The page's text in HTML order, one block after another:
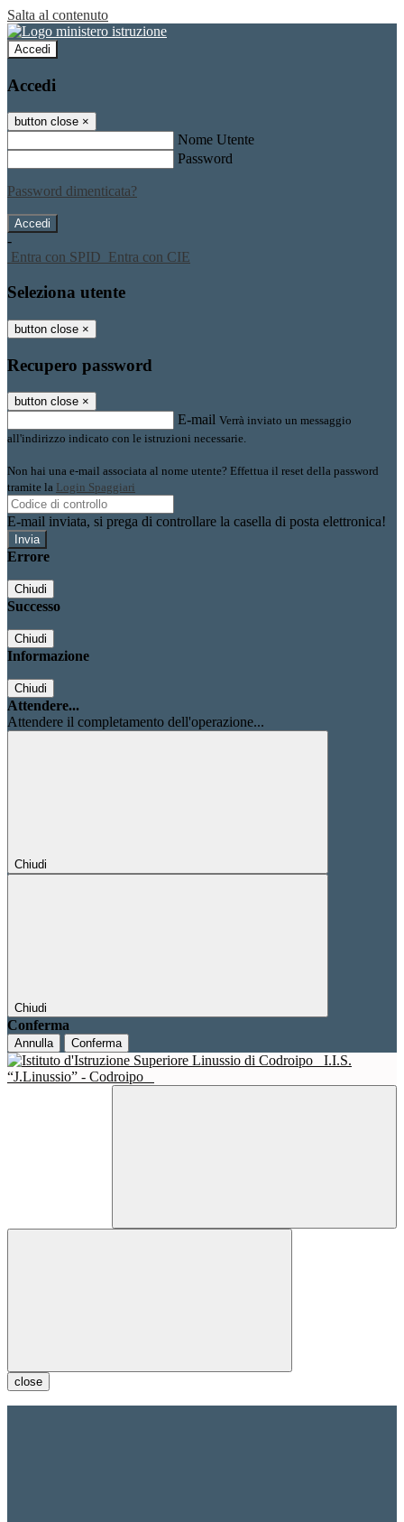
Salta al contenuto
Accedi
Accedi
button close ×
Nome Utente
Password
Password dimenticata?
-
Entra con SPID Entra con CIE
Seleziona utente
button close ×
Recupero password
button close ×
E-mail Verrà inviato un messaggio
all'indirizzo indicato con le istruzioni necessarie.
Non hai una e-mail associata al nome utente? Effettua il reset della password
tramite la Login Spaggiari
E-mail inviata, si prega di controllare la casella di posta elettronica!
Errore
Chiudi
Successo
Chiudi
Informazione
Chiudi
Attendere...
Attendere il completamento dell'operazione...
Chiudi
Chiudi
Conferma
Annulla Conferma
I.I.S.
“J.Linussio” - Codroipo
close